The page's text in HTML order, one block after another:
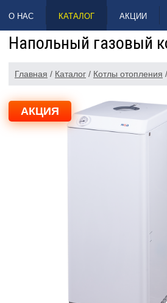
НАВЕРХ
О НАС КАТАЛОГ АКЦИИ
Напольный газовый
Главная / Каталог / Котлы отопления /
АКЦИЯ